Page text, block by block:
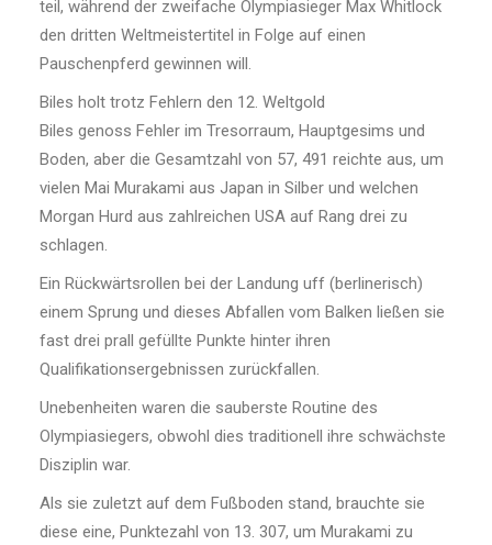
teil, während der zweifache Olympiasieger Max Whitlock
den dritten Weltmeistertitel in Folge auf einen
Pauschenpferd gewinnen will.
Biles holt trotz Fehlern den 12. Weltgold
Biles genoss Fehler im Tresorraum, Hauptgesims und
Boden, aber die Gesamtzahl von 57, 491 reichte aus, um
vielen Mai Murakami aus Japan in Silber und welchen
Morgan Hurd aus zahlreichen USA auf Rang drei zu
schlagen.
Ein Rückwärtsrollen bei der Landung uff (berlinerisch)
einem Sprung und dieses Abfallen vom Balken ließen sie
fast drei prall gefüllte Punkte hinter ihren
Qualifikationsergebnissen zurückfallen.
Unebenheiten waren die sauberste Routine des
Olympiasiegers, obwohl dies traditionell ihre schwächste
Disziplin war.
Als sie zuletzt auf dem Fußboden stand, brauchte sie
diese eine, Punktezahl von 13. 307, um Murakami zu